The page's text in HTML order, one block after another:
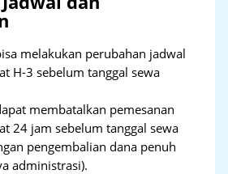
melakukan perubahan jadwal
H-3 sebelum tanggal sewa
membatalkan pemesanan
24 jam sebelum tanggal sewa
pengembalian dana penuh
administrasi).